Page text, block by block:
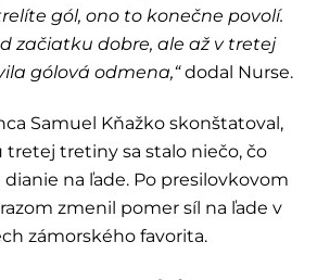
gól, ono to konečne povolí.
začiatku dobre, ale až v tretej
gólová odmena,“dodal Nurse.
Samuel Kňažko skonštatoval,
tretej tretiny sa stalo niečo, čo
na ľade. Po presilovkovom
zmenil pomer síl na ľade v
zámorského favorita.